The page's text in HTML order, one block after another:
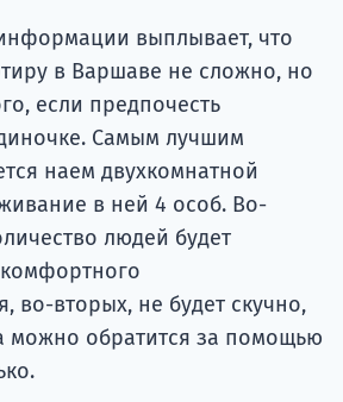
выплывает, что
в Варшаве не сложно, но
если предпочесть
Самым лучшим
наем двухкомнатной
в ней 4 особ. Во-
людей будет
во-вторых, не будет скучно,
можно обратится за помощью